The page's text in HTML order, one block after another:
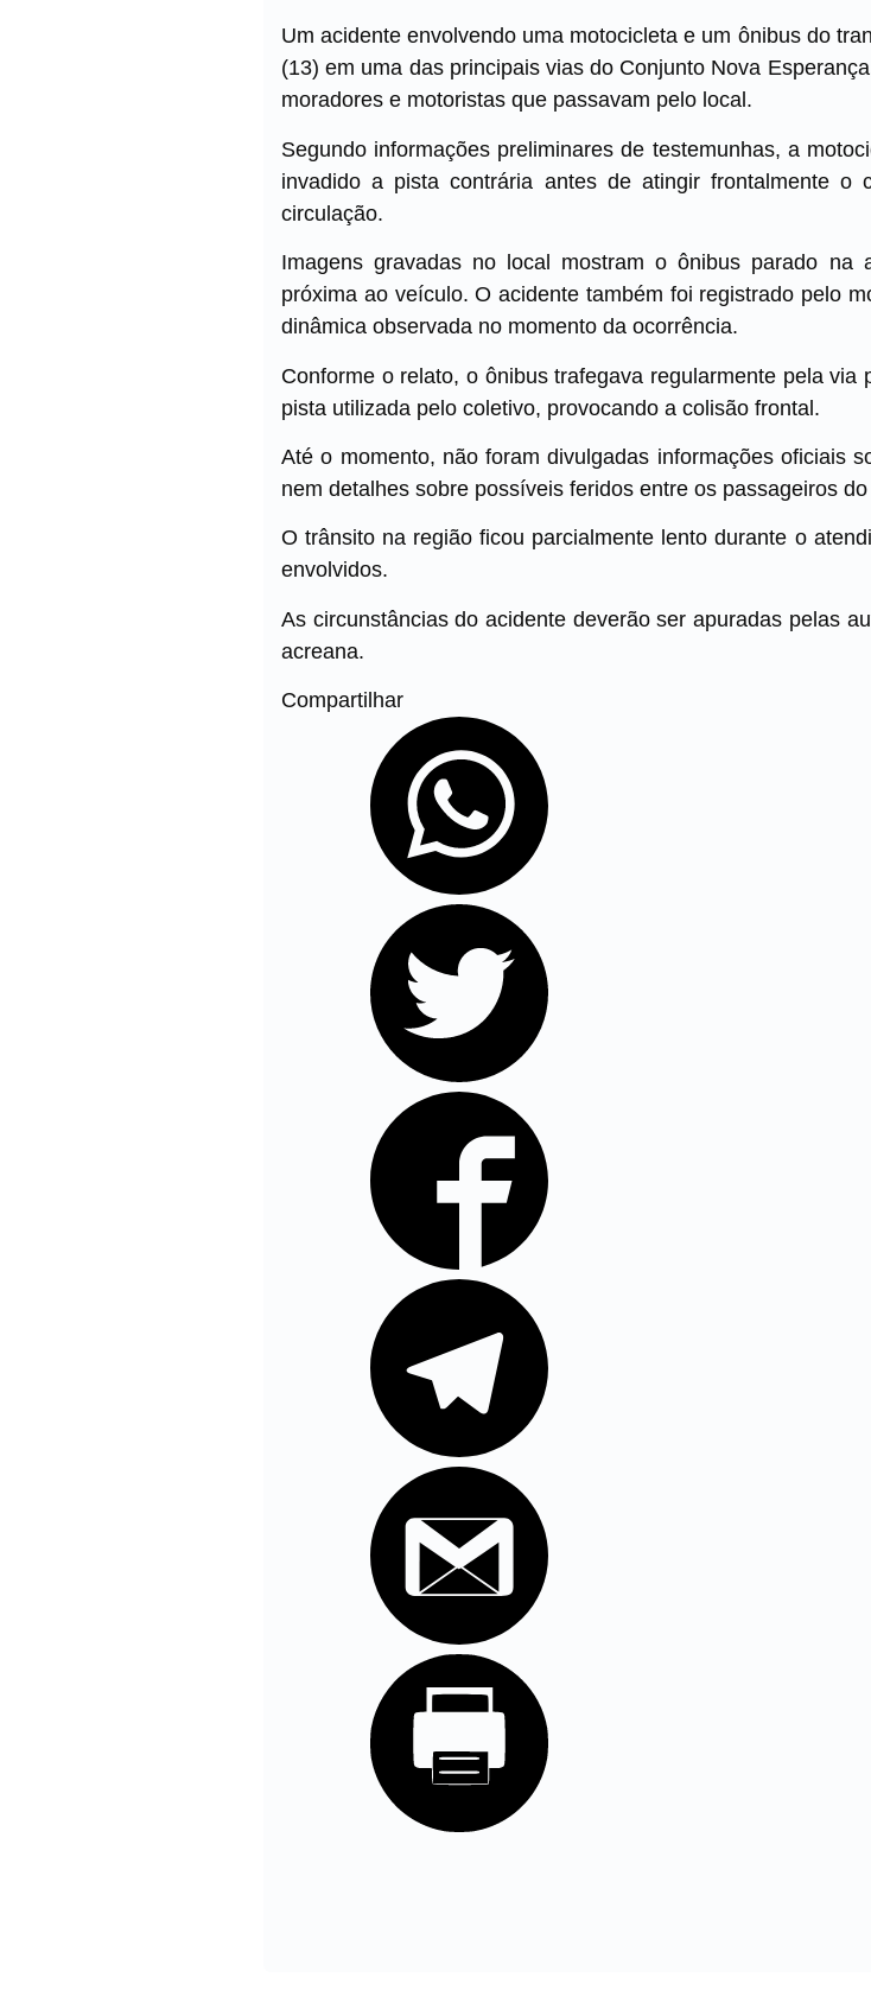
Um acidente envolvendo uma motocicleta e um ônibus do
(13) em uma das principais vias do Conjunto Nova
moradores e motoristas que passavam pelo local.
Segundo informações preliminares de testemunhas, a
invadido a pista contrária antes de atingir frontalmente
circulação.
Imagens gravadas no local mostram o ônibus parado
próxima ao veículo. O acidente também foi registrado pelo
dinâmica observada no momento da ocorrência.
Conforme o relato, o ônibus trafegava regularmente pela
pista utilizada pelo coletivo, provocando a colisão frontal.
Até o momento, não foram divulgadas informações oficiais
nem detalhes sobre possíveis feridos entre os passageiros
O trânsito na região ficou parcialmente lento durante o
envolvidos.
As circunstâncias do acidente deverão ser apuradas pelas
acreana.
Compartilhar